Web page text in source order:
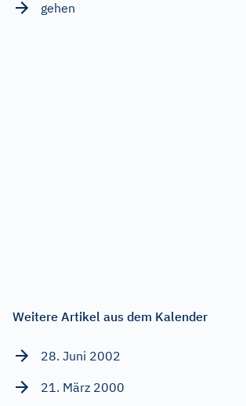
gehen
Weitere Artikel aus dem Kalender
28. Juni 2002
21. März 2000